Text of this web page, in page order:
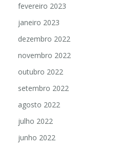
fevereiro 2023
janeiro 2023
dezembro 2022
novembro 2022
outubro 2022
setembro 2022
agosto 2022
julho 2022
junho 2022